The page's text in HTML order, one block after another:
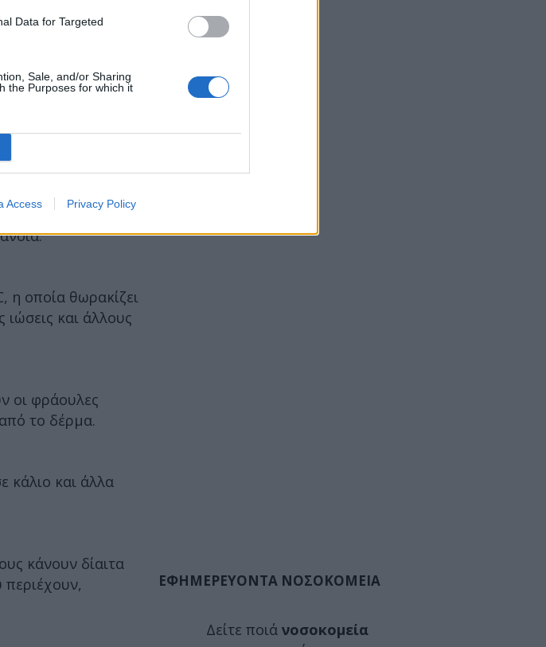
Data for Targeted
Sale, and/or Sharing
the Purposes for which it
Access Privacy Policy
έχει αποδειχθεί
καταναλώνουν
η οποία θωρακίζει
ιώσεις και άλλους
οι φράουλες
από το δέρμα.
κάλιο και άλλα
κάνουν δίαιτα
ΕΦΗΜΕΡΕΥΟΝΤΑ ΝΟΣΟΚΟΜΕΙΑ
Δείτε ποιά νοσοκομεία